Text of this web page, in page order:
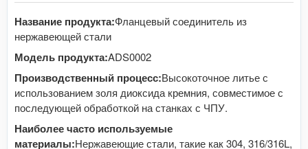
Название продукта:Фланцевый соединитель из
нержавеющей стали
Модель продукта:ADS0002
Производственный процесс:Высокоточное литье с
использованием золя диоксида кремния, совместимое с
последующей обработкой на станках с ЧПУ.
Наиболее часто используемые
материалы:Нержавеющие стали, такие как 304, 316/316L,